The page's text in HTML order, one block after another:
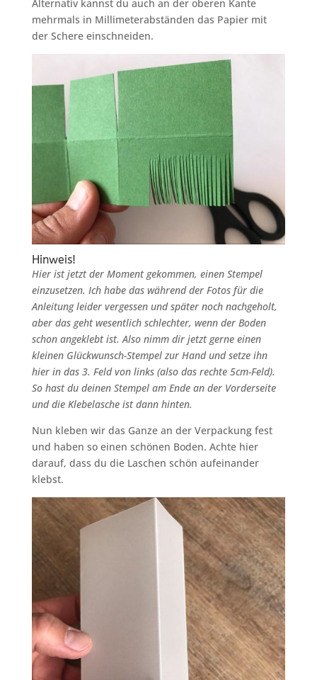
Alternativ kannst du auch an der oberen Kante
mehrmals in Millimeterabständen das Papier mit
der Schere einschneiden.
Hinweis!
Hier ist jetzt der Moment gekommen, einen Stempel
einzusetzen. Ich habe das während der Fotos für die
Anleitung leider vergessen und später noch nachgeholt,
aber das geht wesentlich schlechter, wenn der Boden
schon angeklebt ist. Also nimm dir jetzt gerne einen
kleinen Glückwunsch-Stempel zur Hand und setze ihn
hier in das 3. Feld von links (also das rechte 5cm-Feld).
So hast du deinen Stempel am Ende an der Vorderseite
und die Klebelasche ist dann hinten.
Nun kleben wir das Ganze an der Verpackung fest
und haben so einen schönen Boden. Achte hier
darauf, dass du die Laschen schön aufeinander
klebst.